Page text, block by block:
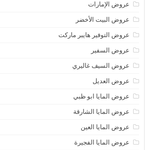
عروض الإمارات
عروض البيت الأخضر
عروض التوفير هايبر ماركت
عروض السفير
عروض السيف غاليري
عروض العديل
عروض المايا ابو ظبي
عروض المايا الشارقة
عروض المايا العين
عروض المايا الفجيرة